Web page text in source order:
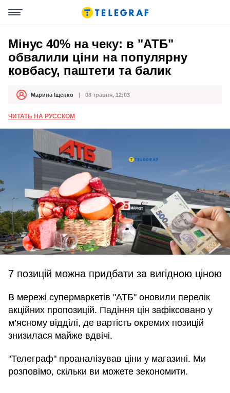
Мінус 40% на чеку: в "АТБ"
обвалили ціни на популярну
ковбасу, паштети та балик
АвторМарина Іщенко
Дата публікації 08 травня, 12:03
ЧИТАТЬ НА РУССКОМ
7 позицій можна придбати за вигідною ціною
В мережі супермаркетів "АТБ" оновили перелік
акційних пропозицій. Падіння цін зафіксовано у
м’ясному відділі, де вартість окремих позицій
знизилася майже вдвічі.
"Телеграф" проаналізував ціни у магазині. Ми
розповімо, скільки ви можете зекономити.